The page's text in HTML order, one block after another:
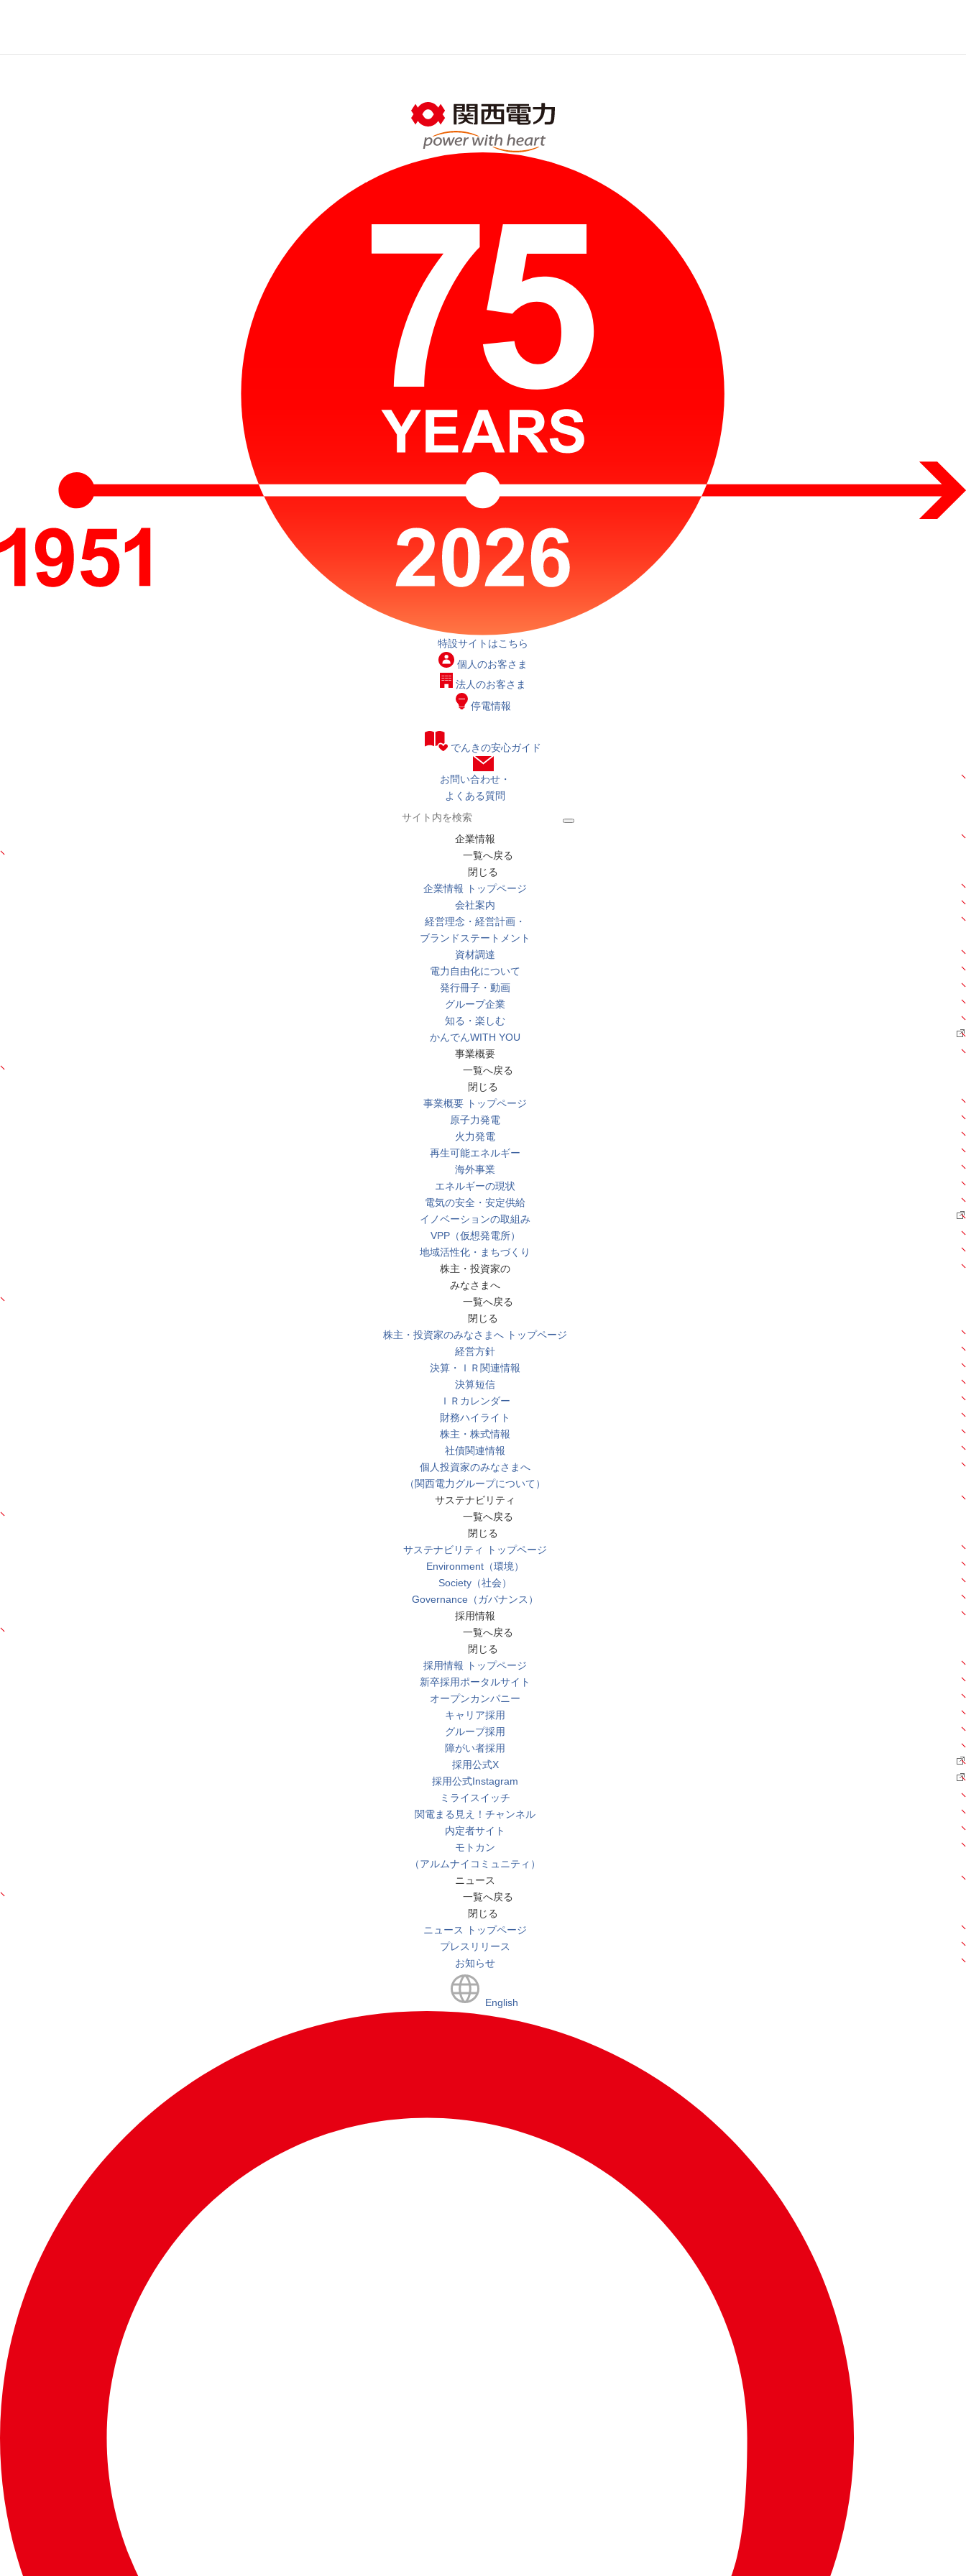
特設サイトはこちら
個人のお客さま
法人のお客さま
停電情報
でんきの安心ガイド
お問い合わせ・
よくある質問
企業情報
一覧へ戻る
閉じる
企業情報 トップページ
会社案内
経営理念・経営計画・
ブランドステートメント
資材調達
電力自由化について
発行冊子・動画
グループ企業
知る・楽しむ
かんでんWITH YOU
事業概要
一覧へ戻る
閉じる
事業概要 トップページ
原子力発電
火力発電
再生可能エネルギー
海外事業
エネルギーの現状
電気の安全・安定供給
イノベーションの取組み
VPP（仮想発電所）
地域活性化・まちづくり
株主・投資家の
みなさまへ
一覧へ戻る
閉じる
株主・投資家のみなさまへ トップページ
経営方針
決算・ＩＲ関連情報
決算短信
ＩＲカレンダー
財務ハイライト
株主・株式情報
社債関連情報
個人投資家のみなさまへ
（関西電力グループについて）
サステナビリティ
一覧へ戻る
閉じる
サステナビリティ トップページ
Environment（環境）
Society（社会）
Governance（ガバナンス）
採用情報
一覧へ戻る
閉じる
採用情報 トップページ
新卒採用ポータルサイト
オープンカンパニー
キャリア採用
グループ採用
障がい者採用
採用公式X
採用公式Instagram
ミライスイッチ
関電まる見え！チャンネル
内定者サイト
モトカン
（アルムナイコミュニティ）
ニュース
一覧へ戻る
閉じる
ニュース トップページ
プレスリリース
お知らせ
English